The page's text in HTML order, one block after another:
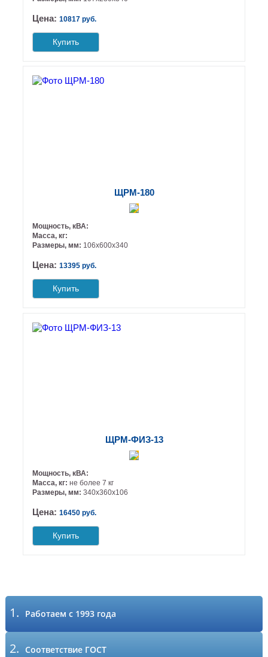
Цена: 10817 руб.
Купить
ЩРМ-180
Мощность, кВА:
Масса, кг:
Размеры, мм: 106х600х340
Цена: 13395 руб.
Купить
ЩРМ-ФИЗ-13
Мощность, кВА:
Масса, кг: не более 7 кг
Размеры, мм: 340х360х106
Цена: 16450 руб.
Купить
1. Работаем с 1993 года
2. Соответствие ГОСТ